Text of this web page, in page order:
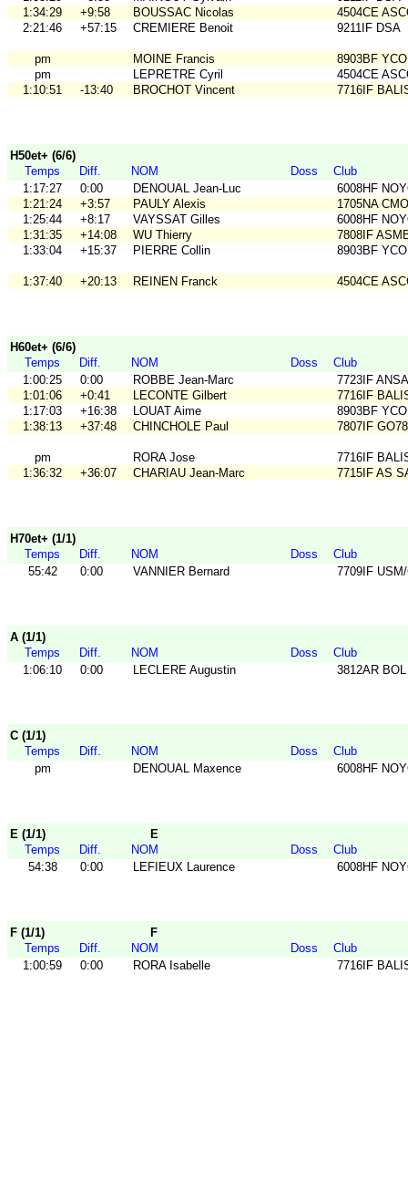
1:34:29
+9:58 BOUSSAC Nicolas
4504CE
2:21:46
+57:15 CREMIERE Benoit 9211IF DSA
pm MOINE Francis
8903BF
pm
LEPRETRE Cyril
4504CE
1:10:51
-13:40 BROCHOT Vincent 7716IF
H50et+ (6/6)
Temps
Diff. NOM Doss
Club
1:17:27
0:00 DENOUAL Jean-Luc
6008HF
1:21:24
+3:57 PAULY Alexis
1705NA CMO
1:25:44
+8:17 VAYSSAT Gilles
6008HF
1:31:35
+14:08 WU Thierry
7808IF
1:33:04
+15:37 PIERRE Collin 8903BF
1:37:40 +20:13 REINEN Franck 4504CE
H60et+ (6/6)
Temps
Diff. NOM Doss
Club
1:00:25
0:00 ROBBE Jean-Marc
7723IF ANSA
1:01:06
+0:41 LECONTE Gilbert
7716IF
1:17:03
+16:38 LOUAT Aime
8903BF
1:38:13
+37:48 CHINCHOLE Paul 7807IF GO78
pm RORA Jose
7716IF
1:36:32
+36:07 CHARIAU Jean-Marc 7715IF AS
H70et+ (1/1)
Temps
Diff. NOM Doss
Club
55:42
0:00 VANNIER Bernard 7709IF
A (1/1)
Temps
Diff. NOM Doss
Club
1:06:10
0:00 LECLERE Augustin 3812AR
C (1/1)
Temps
Diff. NOM Doss
Club
pm
DENOUAL Maxence 6008HF
E (1/1)
E
Temps
Diff. NOM Doss
Club
54:38
0:00 LEFIEUX Laurence 6008HF
F (1/1)
F
Temps
Diff. NOM Doss
Club
1:00:59
0:00 RORA Isabelle 7716IF